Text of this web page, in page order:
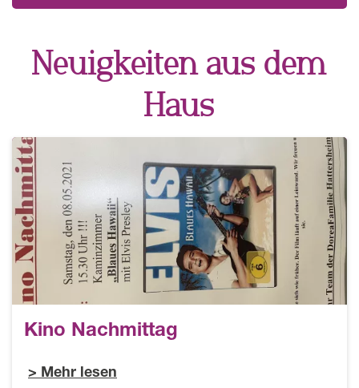
Neuigkeiten aus dem
Haus
Kino Nachmittag
Mehr lesen